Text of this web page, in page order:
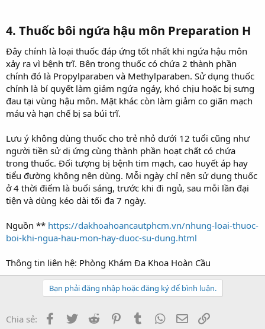
4. Thuốc bôi ngứa hậu môn Preparation H​
Đây chính là loại thuốc đáp ứng tốt nhất khi ngứa hậu môn
xảy ra vì bệnh trĩ. Bên trong thuốc có chứa 2 thành phần
chính đó là Propylparaben và Methylparaben. Sử dụng thuốc
chính là bí quyết làm giảm ngứa ngáy, khó chịu hoặc bị sưng
đau tại vùng hậu môn. Mặt khác còn làm giảm co giãn mạch
máu và hạn chế bị sa búi trĩ.
Lưu ý không dùng thuốc cho trẻ nhỏ dưới 12 tuổi cũng như
người tiền sử dị ứng cùng thành phần hoạt chất có chứa
trong thuốc. Đối tượng bị bệnh tim mạch, cao huyết áp hay
tiểu đường không nên dùng. Mỗi ngày chỉ nên sử dụng thuốc
ở 4 thời điểm là buổi sáng, trước khi đi ngủ, sau mỗi lần đại
tiện và dùng kéo dài tối đa 7 ngày.
Nguồn ** https://dakhoahoancautphcm.vn/nhung-loai-thuoc-
boi-khi-ngua-hau-mon-hay-duoc-su-dung.html
Thông tin liên hệ: Phòng Khám Đa Khoa Hoàn Cầu
Bạn phải đăng nhập hoặc đăng ký để bình luận.
Chia sẻ: Facebook
Twitter Reddit PinterestTumblr WhatsApp
Email